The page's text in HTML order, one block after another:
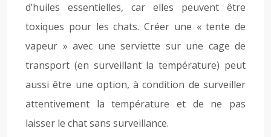
d’huiles essentielles, car elles peuvent être
toxiques pour les chats. Créer une « tente de
vapeur » avec une serviette sur une cage de
transport (en surveillant la température) peut
aussi être une option, à condition de surveiller
attentivement la température et de ne pas
laisser le chat sans surveillance.